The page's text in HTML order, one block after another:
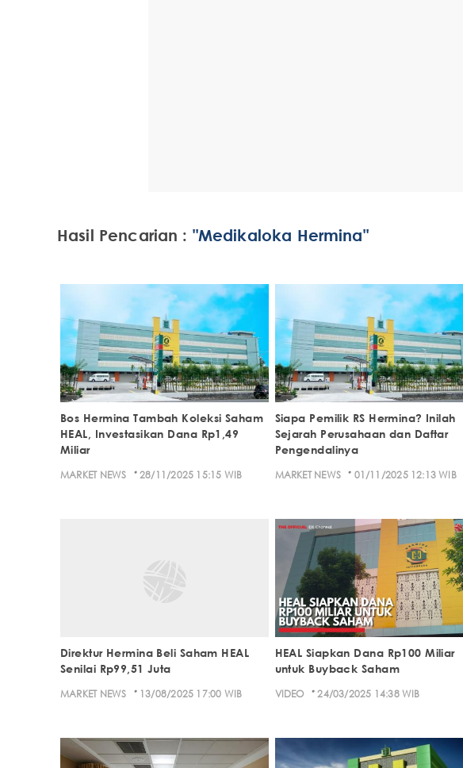
Hasil Pencarian : "Medikaloka Hermina"
Bos Hermina Tambah Koleksi Saham
HEAL, Investasikan Dana Rp1,49
Miliar
MARKET NEWS · 28/11/2025 15:15 WIB
Siapa Pemilik RS Hermina? Inilah
Sejarah Perusahaan dan Daftar
Pengendalinya
MARKET NEWS · 01/11/2025 12:13 WIB
Direktur Hermina Beli Saham HEAL
Senilai Rp99,51 Juta
MARKET NEWS · 13/08/2025 17:00 WIB
HEAL Siapkan Dana Rp100 Miliar
untuk Buyback Saham
VIDEO · 24/03/2025 14:38 WIB